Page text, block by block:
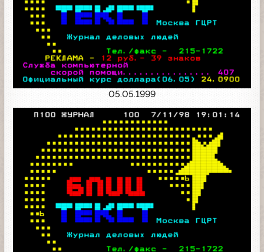
05.05.1999